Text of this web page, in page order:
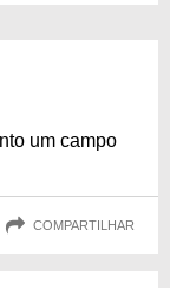
um campo
COMPARTILHAR